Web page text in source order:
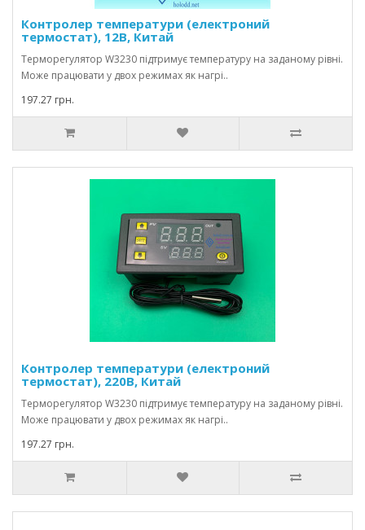
Контролер температури (електроний
термостат), 12В, Китай
Терморегулятор W3230 підтримує температуру на заданому рівні.
Може працювати у двох режимах як нагрі..
197.27 грн.
Контролер температури (електроний
термостат), 220В, Китай
Терморегулятор W3230 підтримує температуру на заданому рівні.
Може працювати у двох режимах як нагрі..
197.27 грн.